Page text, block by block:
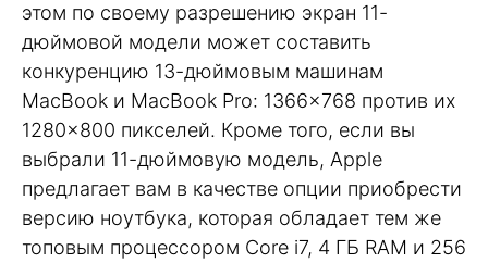
этом по своему разрешению экран 11-
дюймовой модели может составить
конкуренцию 13-дюймовым машинам
MacBook и MacBook Pro: 1366×768 против их
1280×800 пикселей. Кроме того, если вы
выбрали 11-дюймовую модель, Apple
предлагает вам в качестве опции приобрести
версию ноутбука, которая обладает тем же
топовым процессором Core i7, 4 ГБ RAM и 256